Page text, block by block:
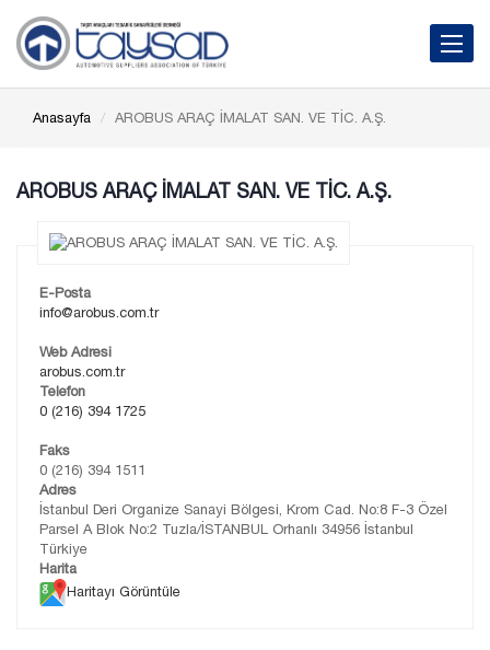
Toggle
Anasayfa AROBUS ARAÇ İMALAT SAN. VE TİC. A.Ş.
AROBUS ARAÇ İMALAT SAN. VE TİC. A.Ş.
E-Posta
info@arobus.com.tr
Web Adresi
arobus.com.tr
Telefon
0 (216) 394 1725
Faks
0 (216) 394 1511
Adres
İstanbul Deri Organize Sanayi Bölgesi, Krom Cad. No:8 F-3 Özel
Parsel A Blok No:2 Tuzla/İSTANBUL Orhanlı 34956 İstanbul
Türkiye
Harita
Haritayı Görüntüle